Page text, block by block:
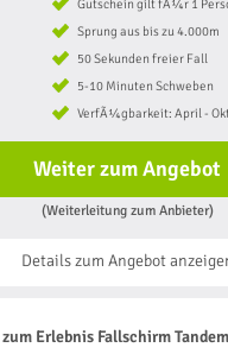
Gutschein gilt fÃ¼r 1
Sprung aus bis zu 4.000m
50 Sekunden freier Fall
5-10 Minuten Schweben
VerfÃ¼gbarkeit: April -
Weiter zum Angebot
(Weiterleitung zum Anbieter)
Details zum Angebot
Erlebnis Fallschirm